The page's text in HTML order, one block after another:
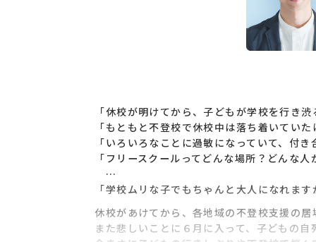
「休校が明けてから、子どもが学校を行き
「もともと不登校で休校中は落ち着いてい
「いろいろなことに過敏になっていて、付
「フリースクールってどんな場所？どんな
…
「学校ムリな子でもちゃんと大人になれま
休校があけてから、各地域の不登校支援の
また悲しいことに６月に入って、子どもの